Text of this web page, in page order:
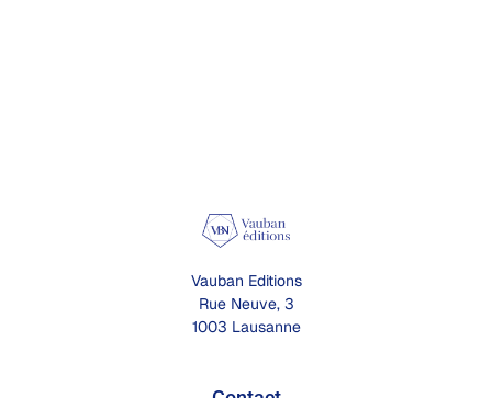
Vauban Editions
Rue Neuve, 3
1003 Lausanne